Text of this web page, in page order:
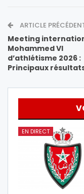
ARTICLE
Meeting
Mohammed VI
d’athlétisme 2026 :
Principaux
EN DIRECT